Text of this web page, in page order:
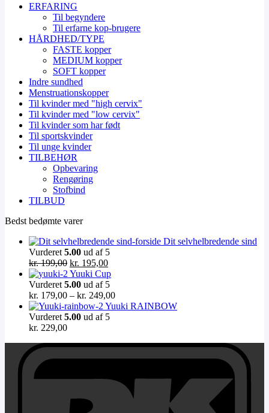
ERFARING
Til begyndere
Til erfarne kop-brugere
HÅRDHED/TYPE
FASTE kopper
MEDIUM kopper
SOFT kopper
Indre sundhed
Menstruationskopper
Til kvinder med "high cervix"
Til kvinder med "low cervix"
Til kvinder som har født
Til sportskvinder
Til unge kvinder
TILBEHØR
Opbevaring
Rengøring
Stofbind
TILBUD
Bedst bedømte varer
Dit selvhelbredende sind
Vurderet 5.00 ud af 5
kr.199,00 Den
oprindelige
pris
var:
kr. 199,00.
kr. 195,00Den
aktuelle
pris
er:
kr. 195,00.
Yuuki Cup
Vurderet 5.00 ud af 5
kr. 179,00 – kr. 249,00Prisinterval:
kr. 179,00
Yuuki RAINBOW
Vurderet 5.00 ud af 5
kr. 229,00